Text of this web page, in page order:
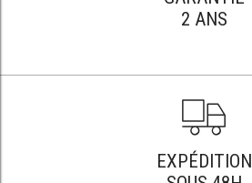
2 ANS
EXPÉDITION